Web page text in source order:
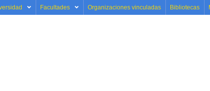
Facultades Organizaciones vinculadas Bibliotecas